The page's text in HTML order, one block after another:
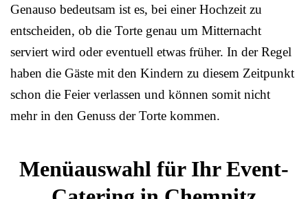
Genauso bedeutsam ist es, bei einer Hochzeit zu
entscheiden, ob die Torte genau um Mitternacht
serviert wird oder eventuell etwas früher. In der Regel
haben die Gäste mit den Kindern zu diesem Zeitpunkt
schon die Feier verlassen und können somit nicht
mehr in den Genuss der Torte kommen.
Menüauswahl für Ihr Event-